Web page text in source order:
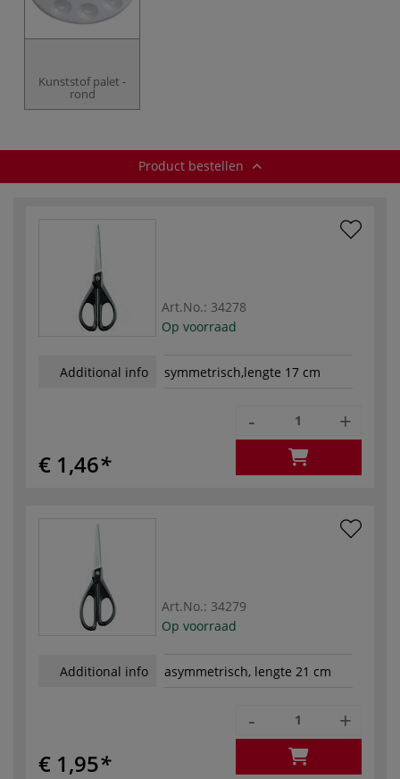
Kunststof palet -
rond
Product bestellen
Art.No.: 34278
Op voorraad
Additional info symmetrisch,lengte 17 cm
€ 1,46
- +
Art.No.: 34279
Op voorraad
Additional info asymmetrisch, lengte 21 cm
€ 1,95
- +